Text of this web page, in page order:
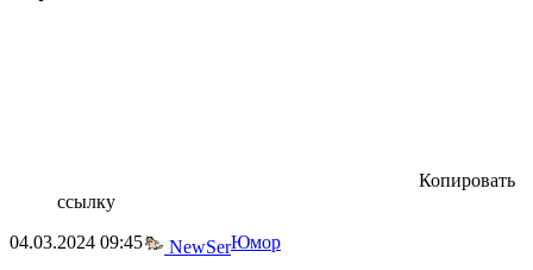
Копировать
ссылку
04.03.2024 09:45 NewSerЮмор